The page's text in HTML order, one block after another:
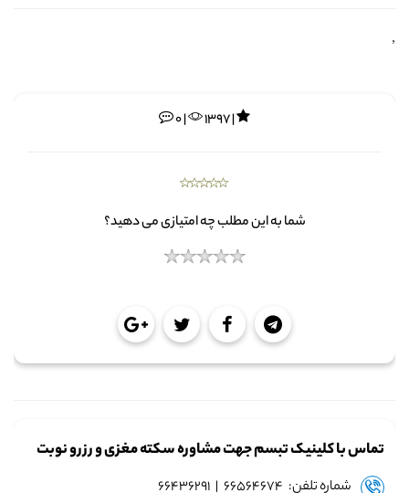
,
0 | 1397 |
شما به این مطلب چه امتیازی می دهید؟
تماس با کلینیک تبسم جهت مشاوره سکته مغزی و رزرو نوبت
شماره تلفن: ۶۶۵۶۴۶۷۴ | ۶۶۴۳۶۲۹۱